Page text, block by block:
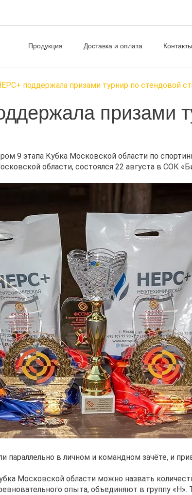
Продукция Доставка и оплата Контакты
поддержала призами турнир по стендовой
призами
9 этапа Кубка Московской области по
области, состоялся 22 августа в СОК
параллельно в личном и командном зачёте, и
Московской области можно назвать
опыта, объединяют в группу